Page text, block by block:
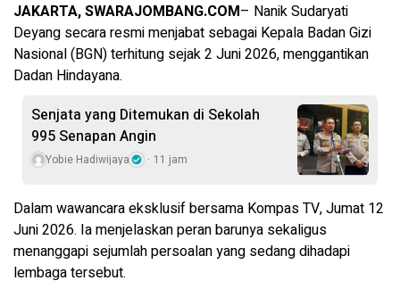
JAKARTA, SWARAJOMBANG.COM– Nanik Sudaryati
Deyang secara resmi menjabat sebagai Kepala Badan Gizi
Nasional (BGN) terhitung sejak 2 Juni 2026, menggantikan
Dadan Hindayana.
Senjata yang Ditemukan di Sekolah
995 Senapan Angin
Yobie Hadiwijaya 11 jam
Dalam wawancara eksklusif bersama Kompas TV, Jumat 12
Juni 2026. Ia menjelaskan peran barunya sekaligus
menanggapi sejumlah persoalan yang sedang dihadapi
lembaga tersebut.